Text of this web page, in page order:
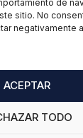
de
sitio. No
negativamente
ACEPTAR
TODO
de los
de
.